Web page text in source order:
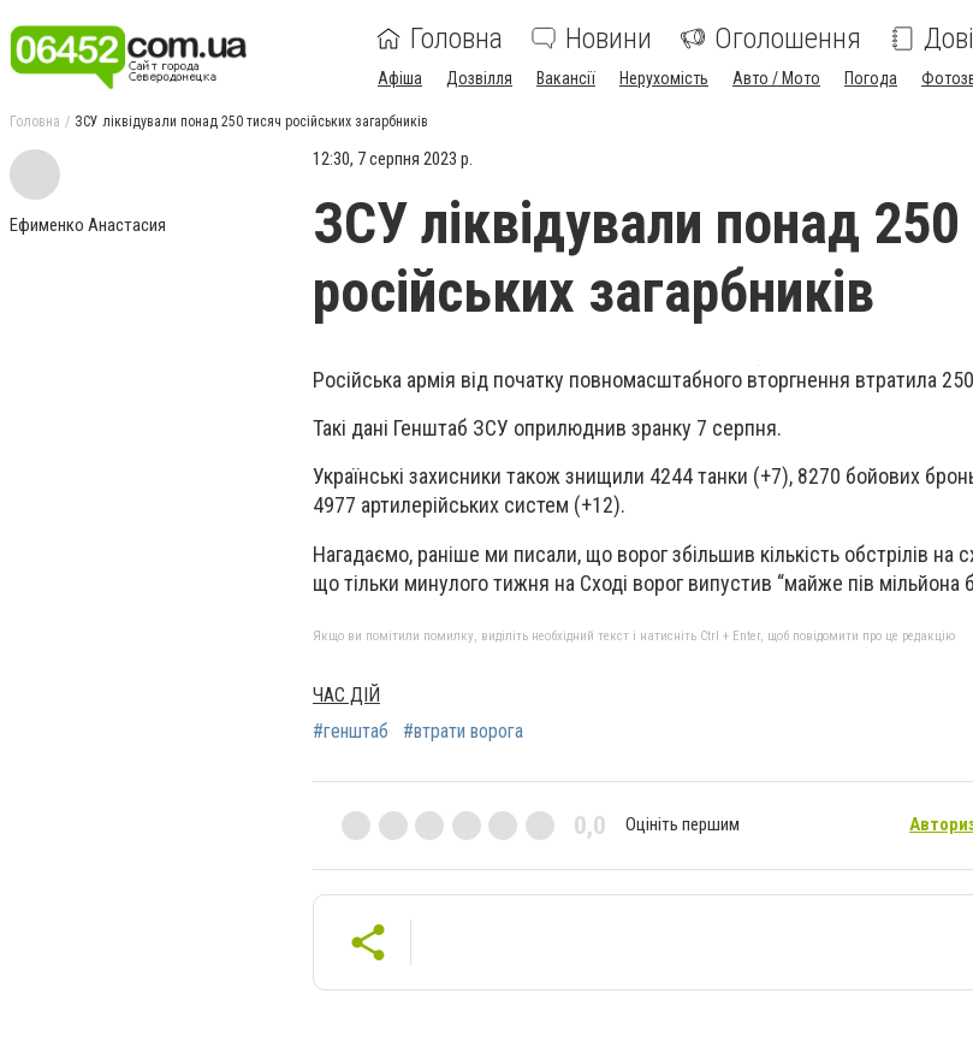
Головна Новини Оголошення
Афіша Дозвілля Вакансії Нерухомість Авто / Мото Погода
Головна ЗСУ ліквідували понад 250 тисяч російських загарбників
Ефименко Анастасия
12:30, 7 серпня 2023 р.
ЗСУ ліквідували понад
російських загарбників
Російська армія від початку повномасштабного вторгнення втратила
Такі дані Генштаб ЗСУ оприлюднив зранку 7 серпня.
Українські захисники також знищили 4244 танки (+7), 8270 бойових
4977 артилерійських систем (+12).
Нагадаємо, раніше ми писали, що ворог збільшив кількість обстрілів на
що тільки минулого тижня на Сході ворог випустив “майже пів мільйона
Якщо ви помітили помилку, виділіть необхідний текст і натисніть Ctrl + Enter, щоб повідомити про це редакцію
ЧАС ДІЙ
#генштаб
#втрати ворога
0,0 Оцініть першим